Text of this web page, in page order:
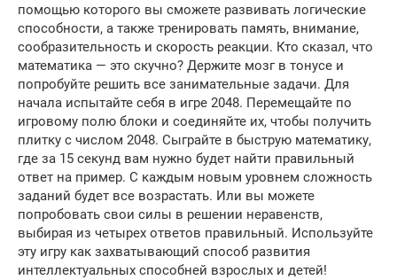
помощью которого вы сможете развивать логические
способности, а также тренировать память, внимание,
сообразительность и скорость реакции. Кто сказал, что
математика — это скучно? Держите мозг в тонусе и
попробуйте решить все занимательные задачи. Для
начала испытайте себя в игре 2048. Перемещайте по
игровому полю блоки и соединяйте их, чтобы получить
плитку с числом 2048. Сыграйте в быструю математику,
где за 15 секунд вам нужно будет найти правильный
ответ на пример. С каждым новым уровнем сложность
заданий будет все возрастать. Или вы можете
попробовать свои силы в решении неравенств,
выбирая из четырех ответов правильный. Используйте
эту игру как захватывающий способ развития
интеллектуальных способней взрослых и детей!